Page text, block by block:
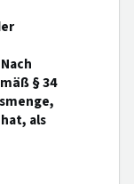
§ 34
als